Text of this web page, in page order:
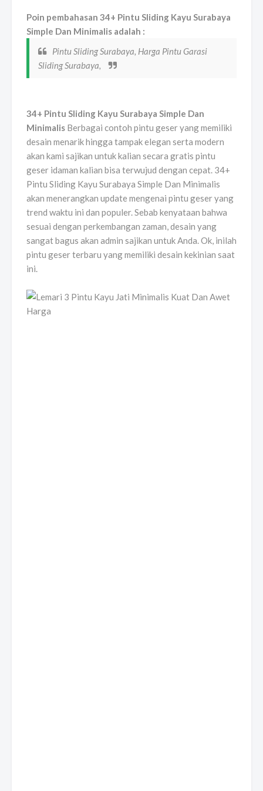
Poin pembahasan 34+ Pintu Sliding Kayu Surabaya
Simple Dan Minimalis adalah :
Pintu Sliding Surabaya, Harga Pintu Garasi
Sliding Surabaya,
34+ Pintu Sliding Kayu Surabaya Simple Dan
Minimalis Berbagai contoh pintu geser yang memiliki
desain menarik hingga tampak elegan serta modern
akan kami sajikan untuk kalian secara gratis pintu
geser idaman kalian bisa terwujud dengan cepat. 34+
Pintu Sliding Kayu Surabaya Simple Dan Minimalis
akan menerangkan update mengenai pintu geser yang
trend waktu ini dan populer. Sebab kenyataan bahwa
sesuai dengan perkembangan zaman, desain yang
sangat bagus akan admin sajikan untuk Anda. Ok, inilah
pintu geser terbaru yang memiliki desain kekinian saat
ini.